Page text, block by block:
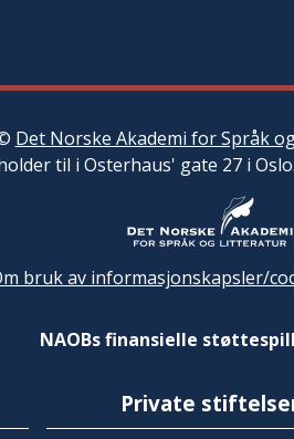
Det Norske Akademi for Språk
til i Osterhaus' gate 27 i Oslo.
bruk av informasjonskapsler/
NAOBs finansielle
Private